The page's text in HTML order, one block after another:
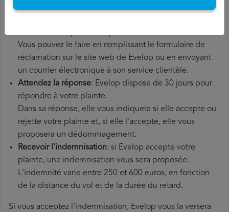
: une
Vous pouvez le faire en remplissant le formulaire de
réclamation sur le site web de Evelop ou en envoyant
un courrier électronique à son service clientèle.
Attendez la réponse: Evelop dispose de 30 jours pour
répondre à votre plainte.
Dans sa réponse, elle vous indiquera si elle accepte ou
rejette votre plainte et, si elle l'accepte, elle vous
proposera un dédommagement.
Recevoir l'indemnisation: si Evelop accepte votre
plainte, une indemnisation vous sera proposée.
L'indemnité varie entre 250 et 600 euros, en fonction
de la distance du vol et de la durée du retard.
Si vous acceptez l'indemnisation, Evelop vous la versera